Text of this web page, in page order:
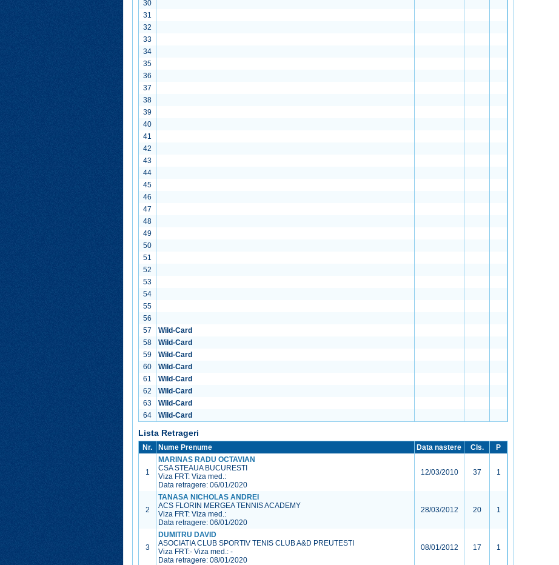
30
31
32
33
34
35
36
37
38
39
40
41
42
43
44
45
46
47
48
49
50
51
52
53
54
55
56
57
Wild-Card
58
Wild-Card
59
Wild-Card
60
Wild-Card
61
Wild-Card
62
Wild-Card
63
Wild-Card
64
Wild-Card
Lista Retrageri
Nr. Nume Prenume Data nastere Cls. P
1
MARINAS RADU OCTAVIAN
CSA STEAUA BUCURESTI
Viza FRT: Viza med.:
Data retragere: 06/01/2020
12/03/2010 37 1
2
TANASA NICHOLAS ANDREI
ACS FLORIN MERGEA TENNIS ACADEMY
Viza FRT: Viza med.:
Data retragere: 06/01/2020
28/03/2012 20 1
3
DUMITRU DAVID
ASOCIATIA CLUB SPORTIV TENIS CLUB A&D PREUTESTI
Viza FRT:- Viza med.: -
Data retragere: 08/01/2020
08/01/2012 17 1